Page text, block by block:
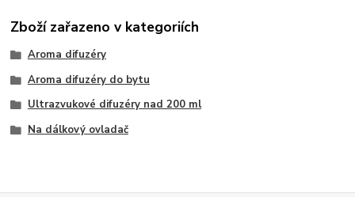
Zboží zařazeno v kategoriích
Aroma difuzéry
Aroma difuzéry do bytu
Ultrazvukové difuzéry nad 200 ml
Na dálkový ovladač